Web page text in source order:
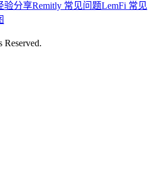
验分享Remitly 常见问题LemFi 常见
Reserved.